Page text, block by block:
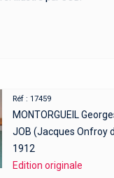
Réf : 17459
MONTORGUEIL
JOB (Jacques Onfroy
1912
Edition originale